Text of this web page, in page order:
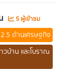
5 ผู้เข้าชม
2.5 ด้านเศรษฐกิจ
บ้าน และโบราณ